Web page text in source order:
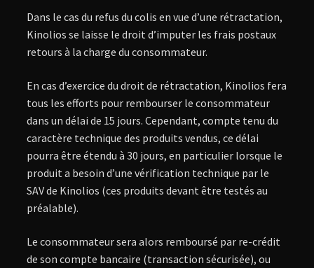
Dans le cas du refus du colis en vue d’une rétractation,
Kinolios se laisse le droit d’imputer les frais postaux
retours à la charge du consommateur.
En cas d’exercice du droit de rétractation, Kinolios fera
tous les efforts pour rembourser le consommateur
dans un délai de 15 jours. Cependant, compte tenu du
caractère technique des produits vendus, ce délai
pourra être étendu à 30 jours, en particulier lorsque le
produit a besoin d’une vérification technique par le
SAV de Kinolios (ces produits devant être testés au
préalable).
Le consommateur sera alors remboursé par re-crédit
de son compte bancaire (transaction sécurisée), ou